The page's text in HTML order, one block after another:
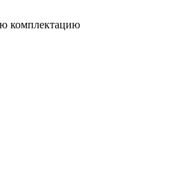
комплектацию